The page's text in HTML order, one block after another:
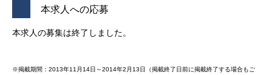
本求人への応募
本求人の募集は終了しました。
※掲載期間：2013年11月14日～2014年2月13日（掲載終了日前に掲載終了する場合もご